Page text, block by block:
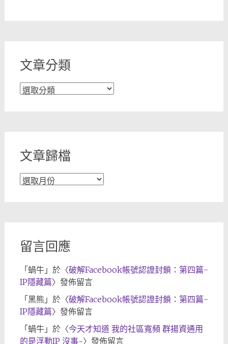
文章分類
文
文章歸檔
文
留言回應
「 蝸牛」於〈破解Facebook帳號認證封鎖：第四篇-
IP隱藏篇〉發佈留言
「 黑熊 」於〈破解Facebook帳號認證封鎖：第四篇-
IP隱藏篇〉發佈留言
「 蝸牛」於〈今天才知道 我的社區寬頻 群揚資通用
的是浮動IP 沒事~〉發佈留言